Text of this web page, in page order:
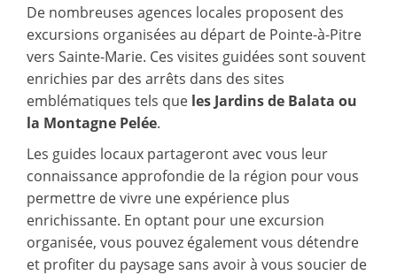
De nombreuses agences locales proposent des
excursions organisées au départ de Pointe-à-Pitre
vers Sainte-Marie. Ces visites guidées sont souvent
enrichies par des arrêts dans des sites
emblématiques tels que les Jardins de Balata ou
la Montagne Pelée.
Les guides locaux partageront avec vous leur
connaissance approfondie de la région pour vous
permettre de vivre une expérience plus
enrichissante. En optant pour une excursion
organisée, vous pouvez également vous détendre
et profiter du paysage sans avoir à vous soucier de